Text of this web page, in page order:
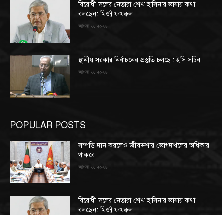
বিরোধী দলের নেতারা শেখ হাসিনার ভাষায় কথা
বলছেন: মির্জা ফখরুল
আগস্ট ৩, ২০২৬
স্থানীয় সরকার নির্বাচনের প্রস্তুতি চলছে : ইসি সচিব
আগস্ট ৩, ২০২৬
POPULAR POSTS
সম্পত্তি দান করলেও জীবদ্দশায় ভোগদখলের অধিকার
থাকবে
আগস্ট ৩, ২০২৬
বিরোধী দলের নেতারা শেখ হাসিনার ভাষায় কথা
বলছেন: মির্জা ফখরুল